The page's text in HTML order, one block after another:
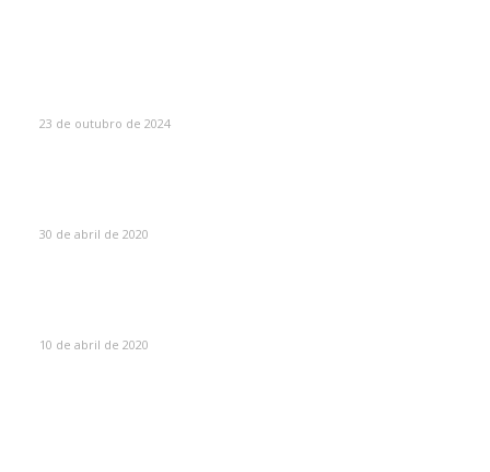
23 de outubro de 2024
30 de abril de 2020
10 de abril de 2020